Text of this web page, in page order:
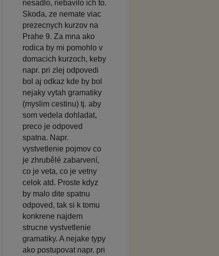
nesadlo, nebavilo ich to.
Skoda, ze nemate viac
prezecnych kurzov na
Prahe 9. Za mna ako
rodica by mi pomohlo v
domacich kurzoch, keby
napr. pri zlej odpovedi
bol aj odkaz kde by bol
nejaky vytah gramatiky
(myslim cestinu) tj. aby
som vedela dohladat,
preco je odpoved
spatna. Napr.
vystvetlenie pojmov co
je zhrubělé zabarvení,
co je veta, co je vetny
celok atd. Proste kdyz
by malo dite spatnu
odpoved, tak si k tomu
konkrene najdem
strucne vystvetlenie
gramatiky. A nejake typy
ako postupovat napr. pri